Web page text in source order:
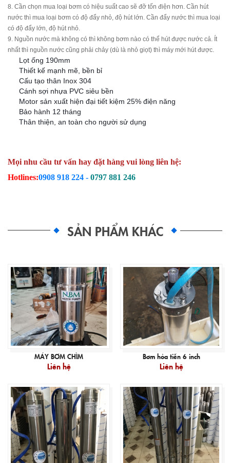
8. Cần chọn mua loại bơm có hiệu suất cao sẽ đỡ tốn điện hơn. Cần hút
nước thì mua loại bơm có độ đẩy nhỏ, độ hút lớn. Cần đẩy nước thì mua loại
có độ đẩy lớn, độ hút nhỏ.
9. Nguồn nước mà không có thì không bơm nào có thể hút được nước cả. Ít
nhất thì nguồn nước cũng phải chảy (dù là nhỏ giọt) thì máy mới hút được.
Lọt ống 190mm
Thiết kế mạnh mẽ, bền bỉ
Cấu tạo thân Inox 304
Cánh sợi nhựa PVC siêu bền
Motor sản xuất hiện đại tiết kiệm 25% điện năng
Bảo hành 12 tháng
Thân thiện, an toàn cho người sử dụng
Mọi nhu cầu tư vấn hay đặt hàng vui lòng liên hệ:
Hotlines:0908 918 224 - 0797 881 246
SẢN PHẨM KHÁC
MÁY BƠM CHÌM
Liên hệ
Bơm hỏa tiễn 6 inch
Liên hệ